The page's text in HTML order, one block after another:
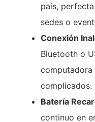
país,
sedes o
Conexión
Bluetooth o
computadora
complicados.
Batería
continuo en